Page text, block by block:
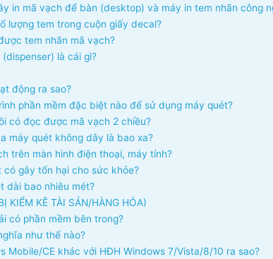
in mã vạch để bàn (desktop) và máy in tem nhãn công
lượng tem trong cuộn giấy decal?
tem nhãn mã vạch?
là cái gì?
động ra sao?
phần mềm đặc biệt nào để sử dụng máy quét?
có đọc được mã vạch 2 chiều?
máy quét không dây là bao xa?
trên màn hình điện thoại, máy tính?
có gây tổn hại cho sức khỏe?
dài bao nhiêu mét?
KIỂM KÊ TÀI SẢN/HÀNG HÓA)
có phần mềm bên trong?
như thế nào?
Mobile/CE khác với HĐH Windows 7/Vista/8/10 ra sao?